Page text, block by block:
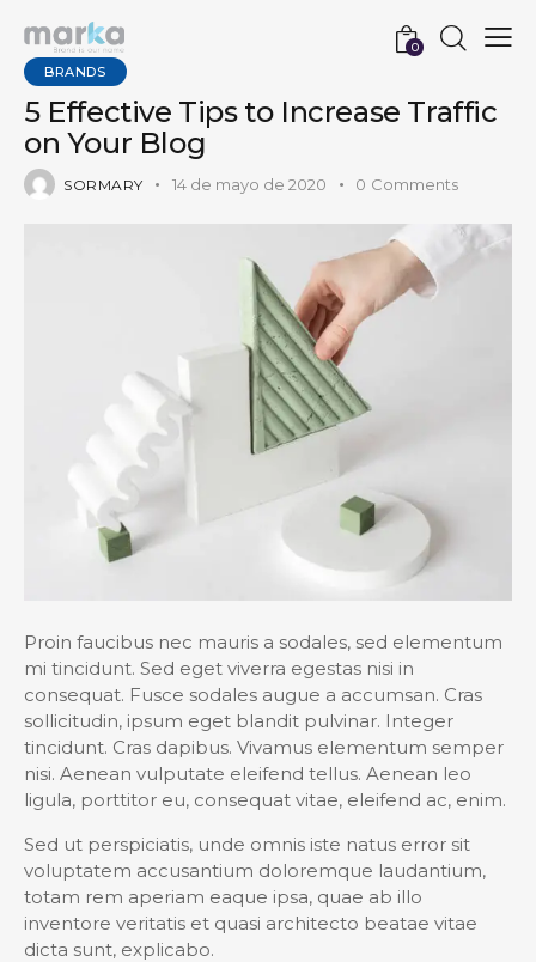
0
BRANDS
5 Effective Tips to Increase Traffic
on Your Blog
SORMARY 14 de mayo de 2020 0 Comments
Proin faucibus nec mauris a sodales, sed elementum
mi tincidunt. Sed eget viverra egestas nisi in
consequat. Fusce sodales augue a accumsan. Cras
sollicitudin, ipsum eget blandit pulvinar. Integer
tincidunt. Cras dapibus. Vivamus elementum semper
nisi. Aenean vulputate eleifend tellus. Aenean leo
ligula, porttitor eu, consequat vitae, eleifend ac, enim.
Sed ut perspiciatis, unde omnis iste natus error sit
voluptatem accusantium doloremque laudantium,
totam rem aperiam eaque ipsa, quae ab illo
inventore veritatis et quasi architecto beatae vitae
dicta sunt, explicabo.